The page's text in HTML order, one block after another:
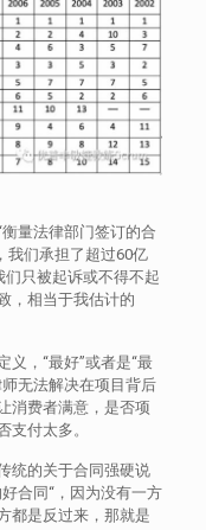
量法律部门签订的合
我们承担了超过60亿
只被起诉或不得不起
，相当于我估计的
义，“最好”或者是“最
无法解决在项目背后
消费者满意，是否项
支付太多。
统的关于合同强硬说
合同“，因为没有一方
都是反过来，那就是